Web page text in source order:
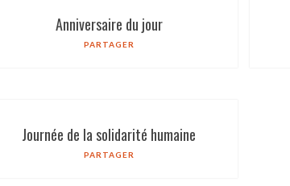
Anniversaire du jour
PARTAGER
Journée de la solidarité humaine
PARTAGER